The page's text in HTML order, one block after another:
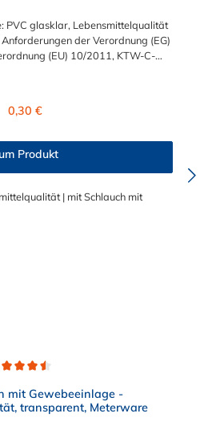
der Verordnung (EG)
(EU) 10/2011, KTW-C-
und alkoholische Getränke bis 15
Lebensmittel sollten
Eine Geschmacksprobe ist ratsam.
und Trinkwasser ist der
unbedingt sorgfältig zu reinigen
Regulärer Preis:
0,30 €
Produkt
mit Gewebeeinlage -
transparent, Meterware